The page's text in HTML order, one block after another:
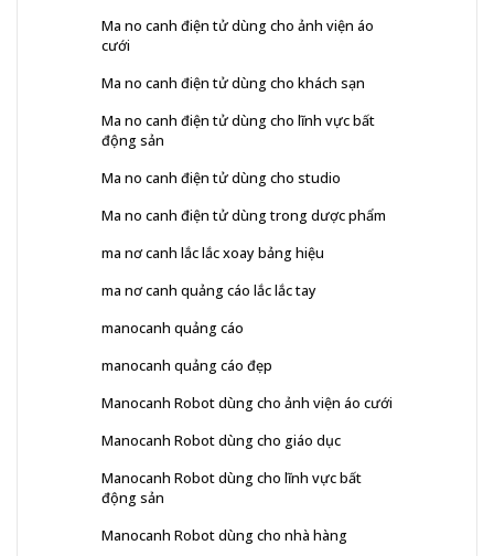
Ma no canh điện tử dùng cho ảnh viện áo
cưới
Ma no canh điện tử dùng cho khách sạn
Ma no canh điện tử dùng cho lĩnh vực bất
động sản
Ma no canh điện tử dùng cho studio
Ma no canh điện tử dùng trong dược phẩm
ma nơ canh lắc lắc xoay bảng hiệu
ma nơ canh quảng cáo lắc lắc tay
manocanh quảng cáo
manocanh quảng cáo đẹp
Manocanh Robot dùng cho ảnh viện áo cưới
Manocanh Robot dùng cho giáo dục
Manocanh Robot dùng cho lĩnh vực bất
động sản
Manocanh Robot dùng cho nhà hàng